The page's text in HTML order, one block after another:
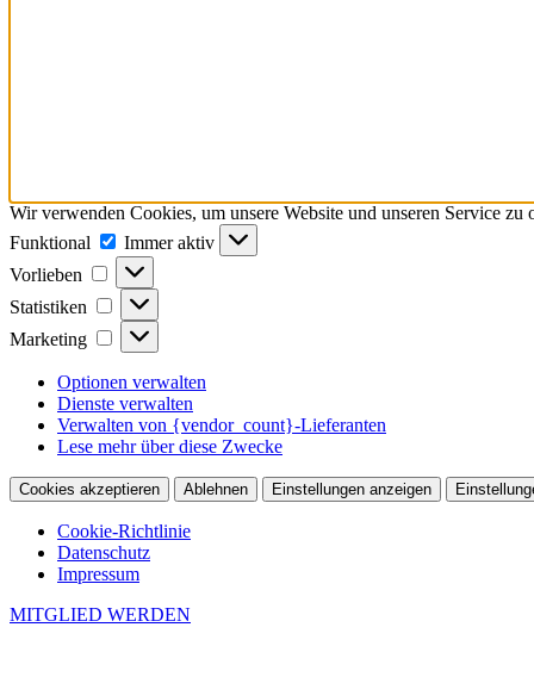
Wir verwenden Cookies, um unsere Website und unseren Service zu
Funktional
Funktional
Immer aktiv
Vorlieben
Vorlieben
Statistiken Statistiken
Marketing Marketing
Optionen verwalten
Dienste verwalten
Verwalten von {vendor_count}-Lieferanten
Lese mehr über diese Zwecke
Cookies akzeptieren Ablehnen Einstellungen anzeigen
Cookie-Richtlinie
Datenschutz
Impressum
MITGLIED WERDEN